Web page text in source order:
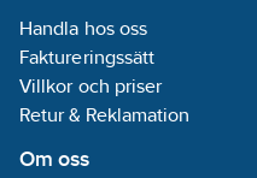
Handla hos oss
Faktureringssätt
Villkor och priser
Retur & Reklamation
Om oss